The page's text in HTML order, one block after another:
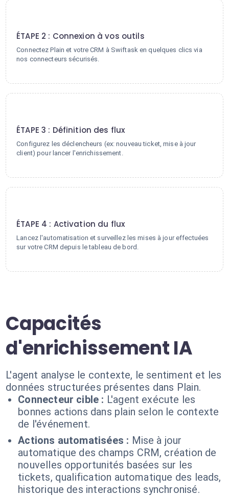
ÉTAPE 2 : Connexion à vos outils
Connectez Plain et votre CRM à Swiftask en quelques clics via
nos connecteurs sécurisés.
ÉTAPE 3 : Définition des flux
Configurez les déclencheurs (ex: nouveau ticket, mise à jour
client) pour lancer l'enrichissement.
ÉTAPE 4 : Activation du flux
Lancez l'automatisation et surveillez les mises à jour effectuées
sur votre CRM depuis le tableau de bord.
Capacités
d'enrichissement IA
L'agent analyse le contexte, le sentiment et les
données structurées présentes dans Plain.
Connecteur cible : L'agent exécute les
bonnes actions dans plain selon le contexte
de l'événement.
Actions automatisées : Mise à jour
automatique des champs CRM, création de
nouvelles opportunités basées sur les
tickets, qualification automatique des leads,
historique des interactions synchronisé.